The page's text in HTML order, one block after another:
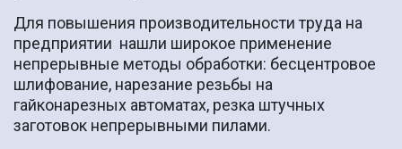
Для повышения производительности труда на
предприятии нашли широкое применение
непрерывные методы обработки: бесцентровое
шлифование, нарезание резьбы на
гайконарезных автоматах, резка штучных
заготовок непрерывными пилами.